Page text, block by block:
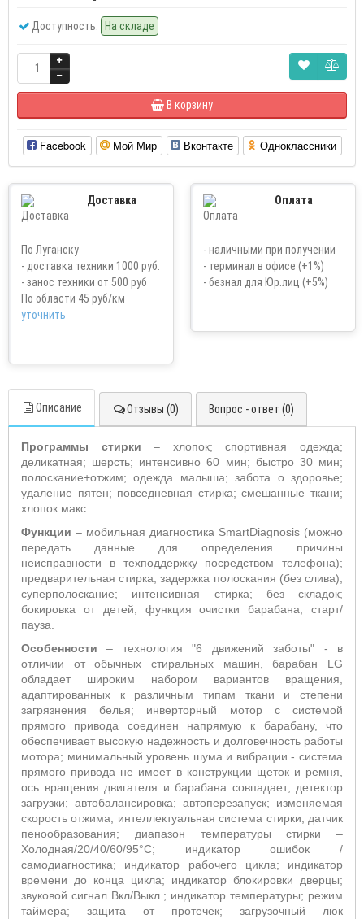
Доступность: На складе
В корзину
Facebook Мой Мир Вконтакте Одноклассники
Доставка
По Луганску
- доставка техники 1000 руб.
- занос техники от 500 руб
По области 45 руб/км
уточнить
Оплата
- наличными при получении
- терминал в офисе (+1%)
- безнал для Юр.лиц (+5%)
Описание Отзывы (0) Вопрос - ответ (0)
Программы стирки– хлопок; спортивная одежда;
деликатная; шерсть; интенсивно 60 мин; быстро 30 мин;
полоскание+отжим; одежда малыша; забота о здоровье;
удаление пятен; повседневная стирка; смешанные ткани;
хлопок макс.
Функции – мобильная диагностика SmartDiagnosis (можно
передать данные для определения причины
неисправности в техподдержку посредством телефона);
предварительная стирка; задержка полоскания (без слива);
суперполоскание; интенсивная стирка; без складок;
бокировка от детей; функция очистки барабана; старт/
пауза.
Особенности– технология "6 движений заботы" - в
отличии от обычных стиральных машин, барабан LG
обладает широким набором вариантов вращения,
адаптированных к различным типам ткани и степени
загрязнения белья; инверторный мотор с системой
прямого привода соединен напрямую к барабану, что
обеспечивает высокую надежность и долговечность работы
мотора; минимальный уровень шума и вибрации - система
прямого привода не имеет в конструкции щеток и ремня,
ось вращения двигателя и барабана совпадает; детектор
загрузки; автобалансировка; автоперезапуск; изменяемая
скорость отжима; интеллектуальная система стирки; датчик
пенообразования; диапазон температуры стирки –
Холодная/20/40/60/95°С; индикатор ошибок /
самодиагностика; индикатор рабочего цикла; индикатор
времени до конца цикла; индикатор блокировки дверцы;
звуковой сигнал Вкл/Выкл.; индикатор температуры; режим
таймера; защита от протечек; загрузочный люк